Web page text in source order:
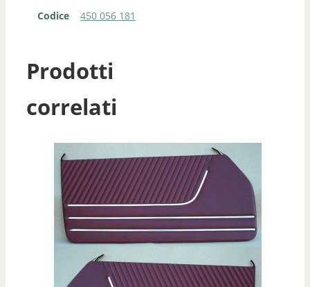
Codice 450 056 181
Prodotti
correlati